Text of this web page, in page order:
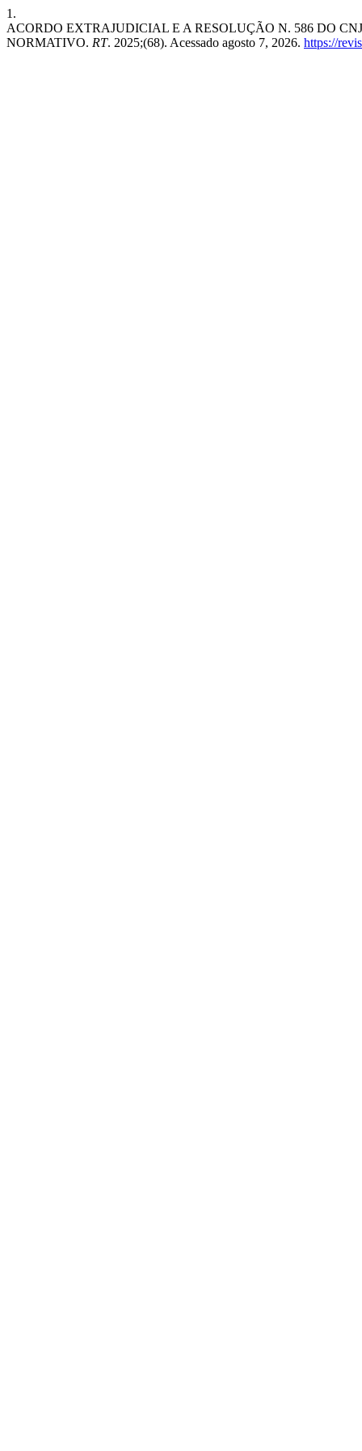
1.
ACORDO EXTRAJUDICIAL E A RESOLUÇÃO N. 586 DO
NORMATIVO. RT. 2025;(68). Acessado agosto 7, 2026. https://